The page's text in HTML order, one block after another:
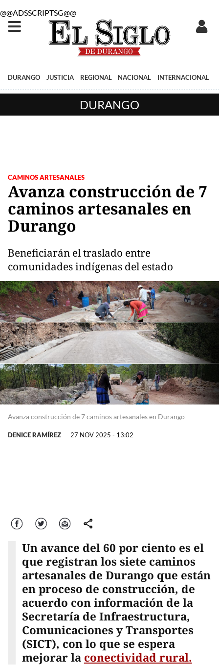
@@ADSSCRIPTSG@@
DURANGO JUSTICIA REGIONAL NACIONAL INTERNACIONAL
DURANGO
CAMINOS ARTESANALES
Avanza construcción de 7
caminos artesanales en
Durango
Beneficiarán el traslado entre
comunidades indígenas del estado
Avanza construcción de 7 caminos artesanales en Durango
DENICE RAMÍREZ 27 NOV 2025 - 13:02
Facebook Twitter Correo comparte
Un avance del 60 por ciento es el
que registran los siete caminos
artesanales de Durango que están
en proceso de construcción, de
acuerdo con información de la
Secretaría de Infraestructura,
Comunicaciones y Transportes
(SICT), con lo que se espera
mejorar la conectividad rural.